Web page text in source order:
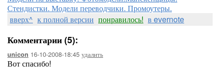
Стендистки. Модели переводчики. Промоутеры.
вверх^ к полной версии понравилось! в evernote
Комментарии (5):
unicon 16-10-2008-18:45 удалить
Вот спасибо!